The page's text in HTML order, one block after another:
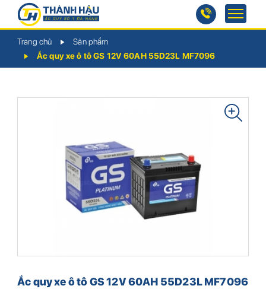
Trang chủ
Sản phẩm
Ắc quy xe ô tô GS 12V 60AH 55D23L MF7096
Ắc quy xe ô tô GS 12V 60AH 55D23L MF7096